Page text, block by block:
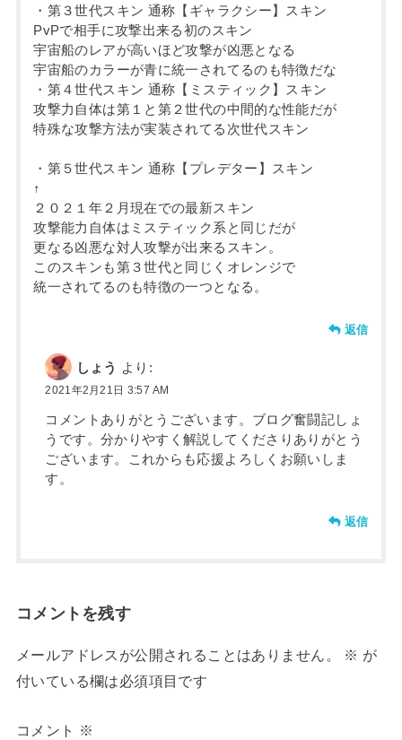
・第３世代スキン 通称【ギャラクシー】スキン
PvPで相手に攻撃出来る初のスキン
宇宙船のレアが高いほど攻撃が凶悪となる
宇宙船のカラーが青に統一されてるのも特徴だな
・第４世代スキン 通称【ミスティック】スキン
攻撃力自体は第１と第２世代の中間的な性能だが
特殊な攻撃方法が実装されてる次世代スキン
・第５世代スキン 通称【プレデター】スキン
↑
２０２１年２月現在での最新スキン
攻撃能力自体はミスティック系と同じだが
更なる凶悪な対人攻撃が出来るスキン。
このスキンも第３世代と同じくオレンジで
統一されてるのも特徴の一つとなる。
返信
しょう より:
2021年2月21日 3:57 AM
コメントありがとうございます。ブログ奮闘記しょ
うです。分かりやすく解説してくださりありがとう
ございます。これからも応援よろしくお願いしま
す。
返信
コメントを残す
メールアドレスが公開されることはありません。 ※ が
付いている欄は必須項目です
コメント ※